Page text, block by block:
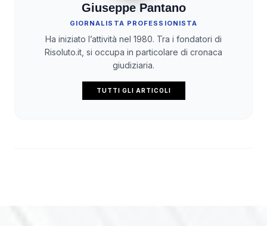
Giuseppe Pantano
GIORNALISTA PROFESSIONISTA
Ha iniziato l’attività nel 1980. Tra i fondatori di
Risoluto.it, si occupa in particolare di cronaca
giudiziaria.
TUTTI GLI ARTICOLI